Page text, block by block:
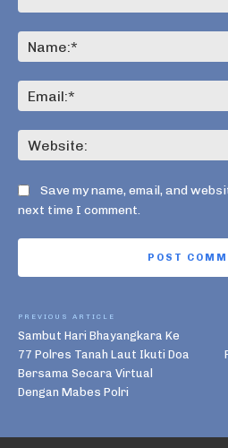
Save my name, email, and
next time I comment.
PREVIOUS ARTICLE
Sambut Hari Bhayangkara Ke
77 Polres Tanah Laut Ikuti Doa
Bersama Secara Virtual
Dengan Mabes Polri